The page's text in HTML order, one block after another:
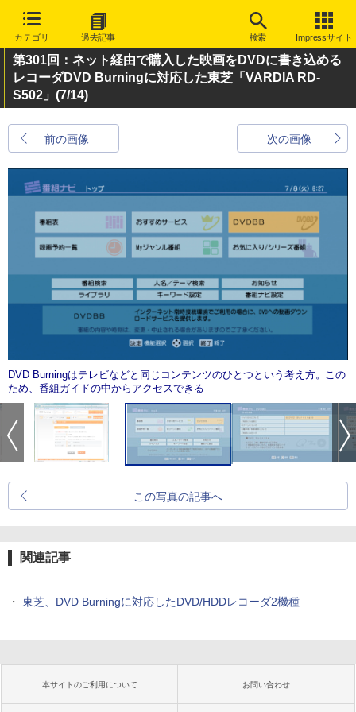
カテゴリ 過去記事 検索 Impressサイト
第301回：ネット経由で購入した映画をDVDに書き込める
レコーダDVD Burningに対応した東芝「VARDIA RD-
S502」 (7/14)
前の画像 次の画像
DVD Burningはテレビなどと同じコンテンツのひとつという考え方。この
ため、番組ガイドの中からアクセスできる
この写真の記事へ
関連記事
・ 東芝、DVD Burningに対応したDVD/HDDレコーダ2機種
本サイトのご利用について お問い合わせ